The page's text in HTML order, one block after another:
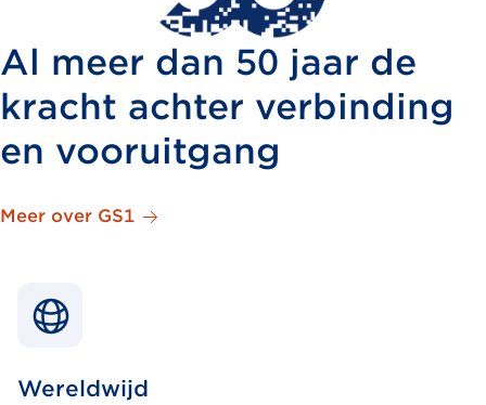
Al meer dan 50 jaar de
kracht achter verbinding
en vooruitgang
Meer over GS1
Wereldwijd